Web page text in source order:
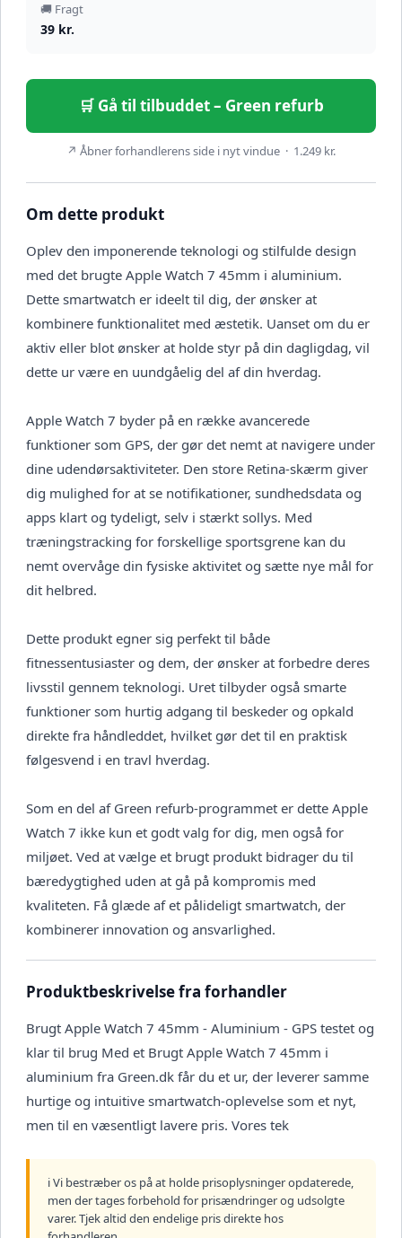
🚚 Fragt
39 kr.
🛒 Gå til tilbuddet – Green refurb
↗ Åbner forhandlerens side i nyt vindue · 1.249 kr.
Om dette produkt
Oplev den imponerende teknologi og stilfulde design
med det brugte Apple Watch 7 45mm i aluminium.
Dette smartwatch er ideelt til dig, der ønsker at
kombinere funktionalitet med æstetik. Uanset om du er
aktiv eller blot ønsker at holde styr på din dagligdag, vil
dette ur være en uundgåelig del af din hverdag.
Apple Watch 7 byder på en række avancerede
funktioner som GPS, der gør det nemt at navigere under
dine udendørsaktiviteter. Den store Retina-skærm giver
dig mulighed for at se notifikationer, sundhedsdata og
apps klart og tydeligt, selv i stærkt sollys. Med
træningstracking for forskellige sportsgrene kan du
nemt overvåge din fysiske aktivitet og sætte nye mål for
dit helbred.
Dette produkt egner sig perfekt til både
fitnessentusiaster og dem, der ønsker at forbedre deres
livsstil gennem teknologi. Uret tilbyder også smarte
funktioner som hurtig adgang til beskeder og opkald
direkte fra håndleddet, hvilket gør det til en praktisk
følgesvend i en travl hverdag.
Som en del af Green refurb-programmet er dette Apple
Watch 7 ikke kun et godt valg for dig, men også for
miljøet. Ved at vælge et brugt produkt bidrager du til
bæredygtighed uden at gå på kompromis med
kvaliteten. Få glæde af et pålideligt smartwatch, der
kombinerer innovation og ansvarlighed.
Produktbeskrivelse fra forhandler
Brugt Apple Watch 7 45mm - Aluminium - GPS testet og
klar til brug Med et Brugt Apple Watch 7 45mm i
aluminium fra Green.dk får du et ur, der leverer samme
hurtige og intuitive smartwatch-oplevelse som et nyt,
men til en væsentligt lavere pris. Vores tek
ℹ️ Vi bestræber os på at holde prisoplysninger opdaterede,
men der tages forbehold for prisændringer og udsolgte
varer. Tjek altid den endelige pris direkte hos